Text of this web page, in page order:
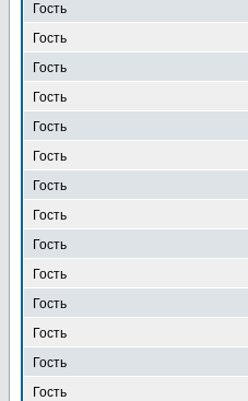
Гость
Гость
Гость
Гость
Гость
Гость
Гость
Гость
Гость
Гость
Гость
Гость
Гость
Гость